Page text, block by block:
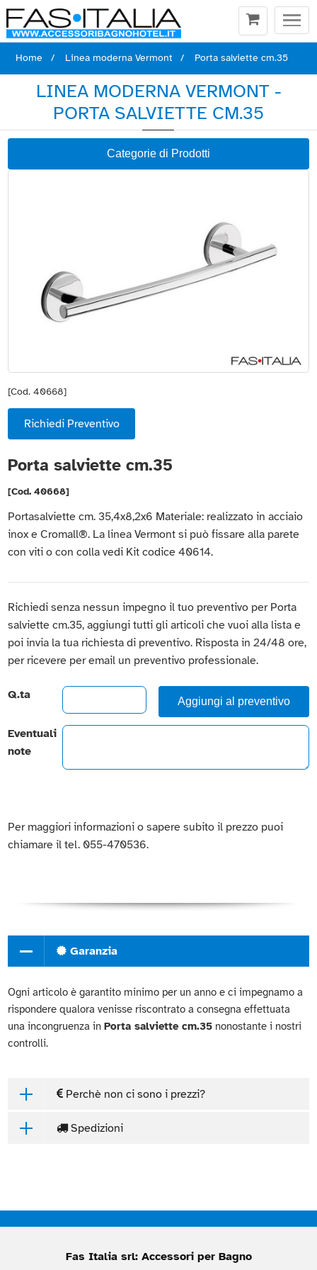
Home
Linea moderna Vermont Porta salviette cm.35
LINEA MODERNA VERMONT -
PORTA SALVIETTE CM.35
Categorie di Prodotti
[Cod. 40668]
Richiedi Preventivo
Porta salviette cm.35
[Cod. 40668]
Portasalviette cm. 35,4x8,2x6 Materiale: realizzato in acciaio
inox e Cromall®. La linea Vermont si può fissare alla parete
con viti o con colla vedi Kit codice 40614.
Richiedi senza nessun impegno il tuo preventivo per Porta
salviette cm.35, aggiungi tutti gli articoli che vuoi alla lista e
poi invia la tua richiesta di preventivo. Risposta in 24/48 ore,
per ricevere per email un preventivo professionale.
Q.ta Aggiungi al preventivo
Eventuali
note
Per maggiori informazioni o sapere subito il prezzo puoi
chiamare il tel. 055-470536.
Garanzia
Ogni articolo è garantito minimo per un anno e ci impegnamo a
rispondere qualora venisse riscontrato a consegna effettuata
una incongruenza inPorta salviette cm.35 nonostante i nostri
controlli.
Perchè non ci sono i prezzi?
Spedizioni
Fas Italia srl: Accessori per Bagno